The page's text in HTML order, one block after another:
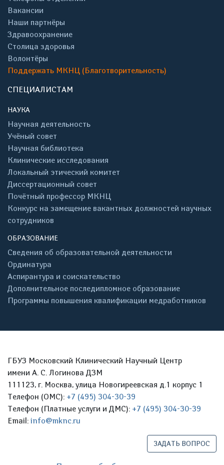
Вакансии
Наши партнёры
Здравоохранение
Столица здоровья
Волонтёры
Поддержать МКНЦ (Благотворительность)
СПЕЦИАЛИСТАМ
НАУКА
Научная деятельность
Учёный совет
Научная библиотека
Клинические исследования
Локальный этический комитет
Диссертационный совет
Почётный профессор МКНЦ
Конкурс на замещение вакантных должностей научных
сотрудников
ОБРАЗОВАНИЕ
Сведения об образовательной деятельности
Ординатура
Аспирантура и соискательство
Дополнительное последипломное образование
Программы повышения квалификации медработников
ГБУЗ Московский Клинический Научный Центр
имени А. С. Логинова ДЗМ
111123, г. Москва, улица Новогиреевская д.1 корпус 1
Телефон (ОМС): +7 (495) 304-30-39
Телефон (Платные услуги и ДМС): +7 (495) 304-30-39
Email: info@mknc.ru
ЗАДАТЬ ВОПРОС